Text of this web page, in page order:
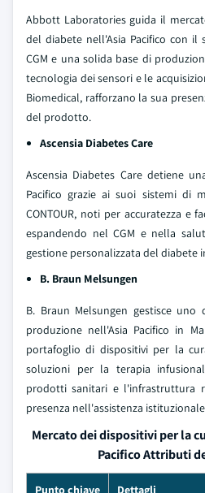
Abbott Laboratories guida il
del diabete nell'Asia Pacifico con il
CGM e una solida base di
tecnologia dei sensori e le
Biomedical, rafforzano la sua
del prodotto.
Ascensia Diabetes Care
Ascensia Diabetes Care detiene
Pacifico grazie ai suoi sistemi di
CONTOUR, noti per accuratezza e
espandendo nel CGM e nella
gestione personalizzata del diabete
B. Braun Melsungen
B. Braun Melsungen gestisce
produzione nell'Asia Pacifico in
portafoglio di dispositivi per la
soluzioni per la terapia
prodotti sanitari e l'infrastruttura
presenza nell'assistenza
Mercato dei dispositivi per la
Pacifico Attributi
Punto chiave Dettagli